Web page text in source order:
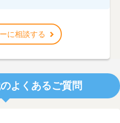
に相談する
よくあるご質問